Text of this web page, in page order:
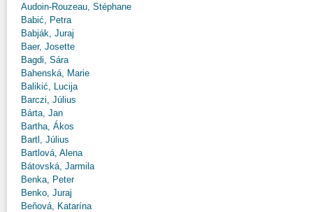
Audoin-Rouzeau, Stéphane
Babić, Petra
Babják, Juraj
Baer, Josette
Bagdi, Sára
Bahenská, Marie
Balikić, Lucija
Barczi, Július
Bárta, Jan
Bartha, Ákos
Bartl, Július
Bartlová, Alena
Bátovská, Jarmila
Benka, Peter
Benko, Juraj
Beňová, Katarína